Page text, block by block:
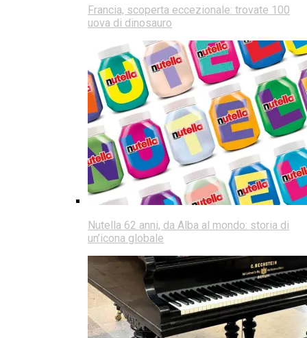
Francia, scoperta eccezionale: trovate 100
uova di dinosauro
Nutella 62 anni, da Alba al mondo: storia di
un’icona globale